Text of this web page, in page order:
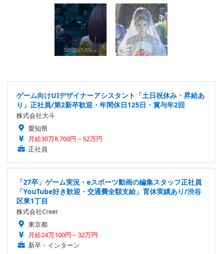
ゲーム向けUIデザイナーアシスタント「土日祝休み・昇給あ
り」正社員/第2新卒歓迎・年間休日125日・賞与年2回
株式会社大斗
愛知県
月給30万8,700円～52万円
正社員
「27卒」ゲーム実況・eスポーツ動画の編集スタッフ正社員
「YouTube好き歓迎・交通費全額支給」育休実績あり/渋谷
区東1丁目
株式会社Creer
東京都
月給24万100円～32万円
新卒・インターン